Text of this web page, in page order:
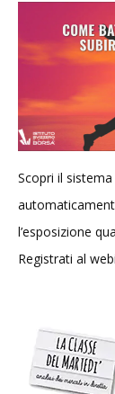
Scopri il
l’esposizione
Registrati al